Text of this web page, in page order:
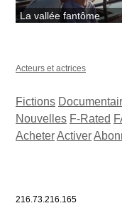
La vallée fantôme
Acteurs et actrices
Fictions
Nouvelles F-Rated
AcheterActiver
216.73.216.165